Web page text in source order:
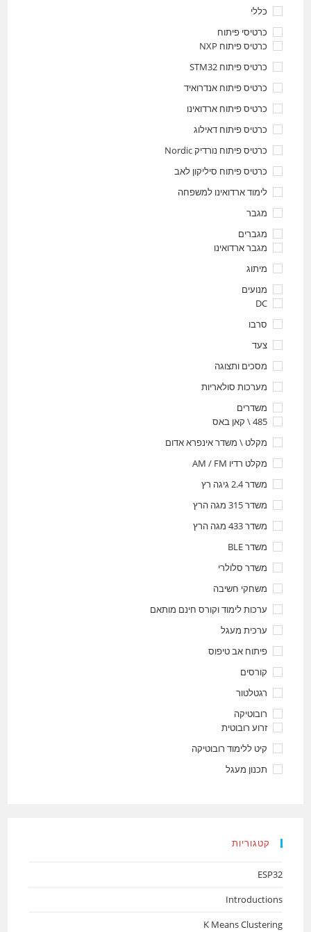
כללי
כרטיסי פיתוח
כרטיס פיתוח NXP
כרטיס פיתוח STM32
כרטיס פיתוח אנדרואיד
כרטיס פיתוח ארדואינו
כרטיס פיתוח דאילוג
כרטיס פיתוח נורדיק Nordic
כרטיס פיתוח סיליקון לאב
לימוד ארדואינו למשפחה
מגבר
מגברים
מגבר ארדואינו
מיתוג
מנועים
DC
סרבו
צעד
מסכים ותצוגה
מערכות סולאריות
משדרים
485 \ קאן באס
מקלט \ משדר אינפרא אדום
מקלט רדיו AM / FM
משדר 2.4 גיגה רץ
משדר 315 מגה הרץ
משדר 433 מגה הרץ
משדר BLE
משדר סלולרי
משחקי חשיבה
ערכות לימוד וקורס חינם מותאם
ערכית מעגל
פיתוח אב טיפוס
קורסים
רגטלטור
רובוטיקה
זרוע רובוטית
קיט ללימוד רובוטיקה
תכנון מעגל
קטגוריות
ESP32
Introductions
K Means Clustering